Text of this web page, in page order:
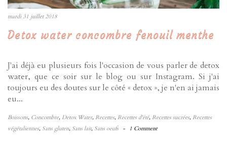
mardi 31 juillet 2018
Detox water concombre fenouil menthe
J'ai déjà eu plusieurs fois l'occasion de vous parler de detox
water, que ce soir sur le blog ou sur Instagram. Si j'ai
toujours eu des doutes sur le côté « detox », je n'en ai jamais
eu...
Boissons, Concombre, Detox Water, Recettes, Recettes d'été, Recettes sucrées, Recettes
végétaliennes, Sans gluten, Sans lait, Sans oeufs - 1 Comment